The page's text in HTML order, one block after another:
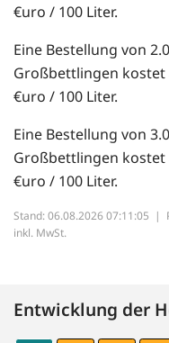
€uro / 100 Liter.
Eine Bestellung von
Großbettlingen
€uro / 100 Liter.
Eine Bestellung von
Großbettlingen
€uro / 100 Liter.
Stand: 06.08.2026 07:11:05 |
inkl. MwSt.
Entwicklung der